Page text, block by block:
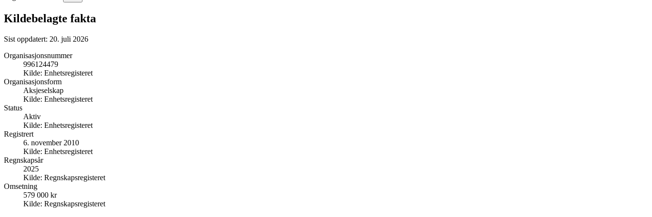
Kildebelagte fakta
Sist oppdatert: 20. juli 2026
Organisasjonsnummer
996124479
Kilde: Enhetsregisteret
Organisasjonsform
Aksjeselskap
Kilde: Enhetsregisteret
Status
Aktiv
Kilde: Enhetsregisteret
Registrert
6. november 2010
Kilde: Enhetsregisteret
Regnskapsår
2025
Kilde: Regnskapsregisteret
Omsetning
579 000 kr
Kilde: Regnskapsregisteret